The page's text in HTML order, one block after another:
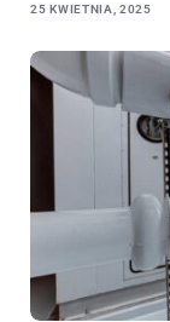
25 KWIETNIA, 2025